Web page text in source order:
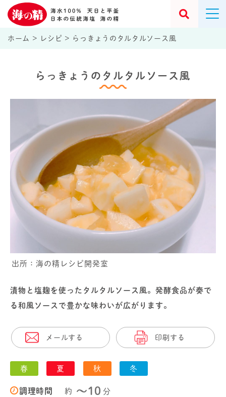
ホーム > レシピ > らっきょうのタルタルソース風
らっきょうのタルタルソース風
出所：海の精レシピ開発室
漬物と塩麹を使ったタルタルソース風。発酵食品が奏で
る和風ソースで豊かな味わいが広がります。
メールする 印刷する
春 夏 秋 冬
調理時間 約 〜10 分